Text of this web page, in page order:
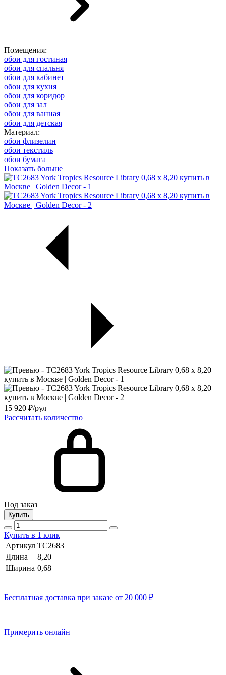
Помещения:
обои для гостиная
обои для спальня
обои для кабинет
обои для кухня
обои для коридор
обои для зал
обои для ванная
обои для детская
Материал:
обои флизелин
обои текстиль
обои бумага
Показать больше
15 920 ₽/рул
Рассчитать количество
Под заказ
Купить
Купить в 1 клик
Артикул TC2683
Длина
8,20
Ширина 0,68
Бесплатная доставка при заказе от 20 000 ₽
Примерить онлайн